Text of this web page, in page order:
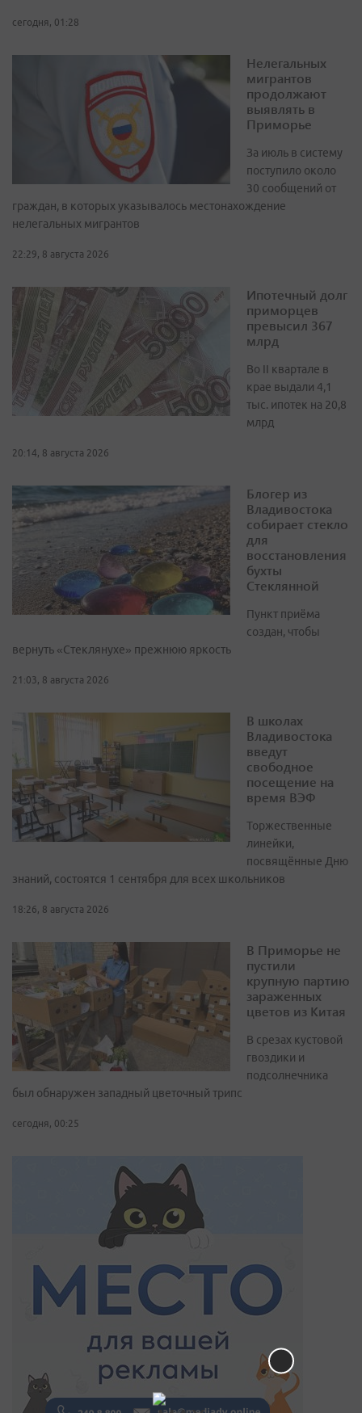
сегодня, 01:28
Нелегальных
мигрантов
продолжают
выявлять в
Приморье
За июль в систему
поступило около
30 сообщений от
граждан, в которых указывалось местонахождение
нелегальных мигрантов
22:29, 8 августа 2026
Ипотечный долг
приморцев
превысил 367
млрд
Во II квартале в
крае выдали 4,1
тыс. ипотек на 20,8
млрд
20:14, 8 августа 2026
Блогер из
Владивостока
собирает стекло
для
восстановления
бухты
Стеклянной
Пункт приёма
создан, чтобы
вернуть «Стеклянухе» прежнюю яркость
21:03, 8 августа 2026
В школах
Владивостока
введут
свободное
посещение на
время ВЭФ
Торжественные
линейки,
посвящённые Дню
знаний, состоятся 1 сентября для всех школьников
18:26, 8 августа 2026
В Приморье не
пустили
крупную партию
зараженных
цветов из Китая
В срезах кустовой
гвоздики и
подсолнечника
был обнаружен западный цветочный трипс
сегодня, 00:25